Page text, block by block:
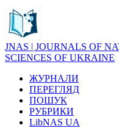
JNAS | JOURNALS OF
SCIENCES OF UKRAINE
ЖУРНАЛИ
ПЕРЕГЛЯД
ПОШУК
РУБРИКИ
LibNAS UA